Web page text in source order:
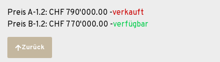
Preis A-1.2: CHF 790'000.00 -verkauft
Preis B-1.2: CHF 770'000.00 -verfügbar
Zurück